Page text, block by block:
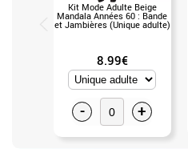
Kit Mode Adulte Beige
Mandala Années 60 : Bande
et Jambières (Unique adulte)
8.99€
- +